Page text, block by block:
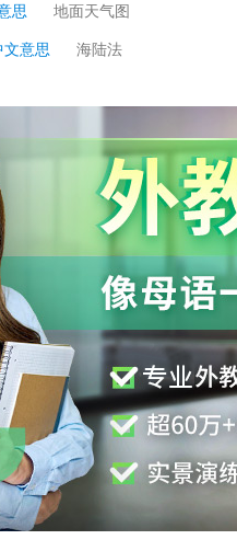
思 地面天气图
意思 海陆法